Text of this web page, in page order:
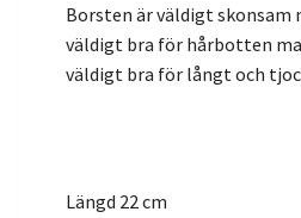
Borsten är väldigt skonsam
väldigt bra för hårbotten
väldigt bra för långt och
Längd 22 cm